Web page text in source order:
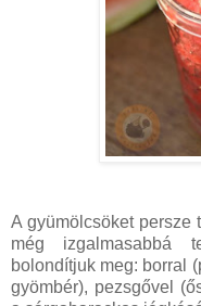
A gyümölcsöket persze
még izgalmasabbá
bolondítjuk meg: borral
gyömbér), pezsgővel